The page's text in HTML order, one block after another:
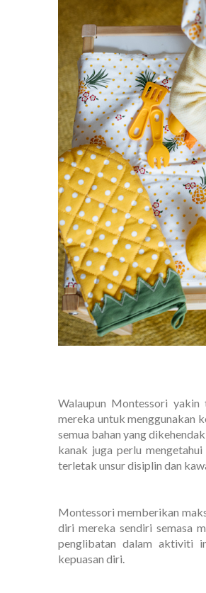
Walaupun Montessori
mereka untuk menggunakan
semua bahan yang
kanak juga perlu
terletak unsur disiplin dan
Montessori memberikan
diri mereka sendiri semasa
penglibatan dalam aktiviti
kepuasan diri.